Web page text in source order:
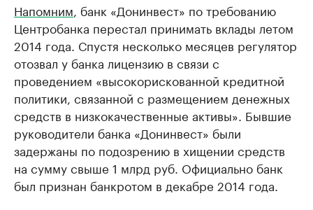
Напомним , банк «Донинвест» по требованию
Центробанка перестал принимать вклады летом
2014 года. Спустя несколько месяцев регулятор
отозвал у банка лицензию в связи с
проведением «высокорискованной кредитной
политики, связанной с размещением денежных
средств в низкокачественные активы». Бывшие
руководители банка «Донинвест» были
задержаны по подозрению в хищении средств
на сумму свыше 1 млрд руб. Официально банк
был признан банкротом в декабре 2014 года.